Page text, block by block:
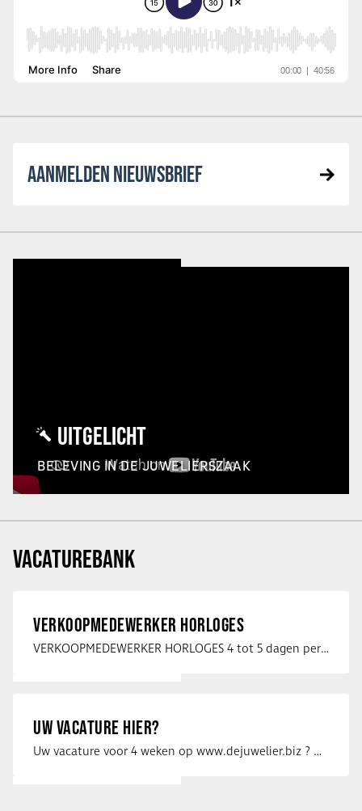
AANMELDEN NIEUWSBRIEF
UITGELICHT
BELEVING IN DE JUWELIERSZAAK
VACATUREBANK
VERKOOPMEDEWERKER HORLOGES
VERKOOPMEDEWERKER HORLOGES 4 tot 5 dagen per week Heb jij een passie voor …
UW VACATURE HIER?
Uw vacature voor 4 weken op www.dejuwelier.biz ? Neem dan contact op met …